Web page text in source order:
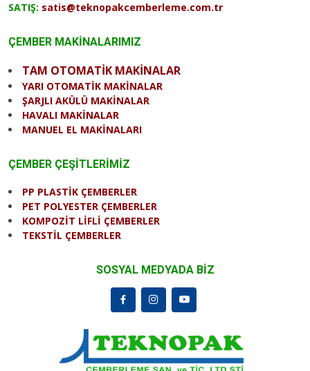
SATIŞ: satis@teknopakcemberleme.com.tr
ÇEMBER MAKİNALARIMIZ
TAM OTOMATİK MAKİNALAR
YARI OTOMATİK MAKİNALAR
ŞARJLI AKÜLÜ MAKİNALAR
HAVALI MAKİNALAR
MANUEL EL MAKİNALARI
ÇEMBER ÇEŞİTLERİMİZ
PP PLASTİK ÇEMBERLER
PET POLYESTER ÇEMBERLER
KOMPOZİT LİFLİ ÇEMBERLER
TEKSTİL ÇEMBERLER
SOSYAL MEDYADA BİZ